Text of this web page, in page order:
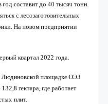
составит до 40 тысяч тонн.
с лесозаготовительных
На новом предприятии
квартал 2022 года.
Людиновской площадке ОЭЗ
гектара, где работает
плит.